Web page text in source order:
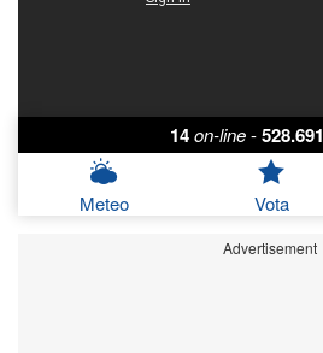
14on-line-528.691
Meteo Vota
Advertisement